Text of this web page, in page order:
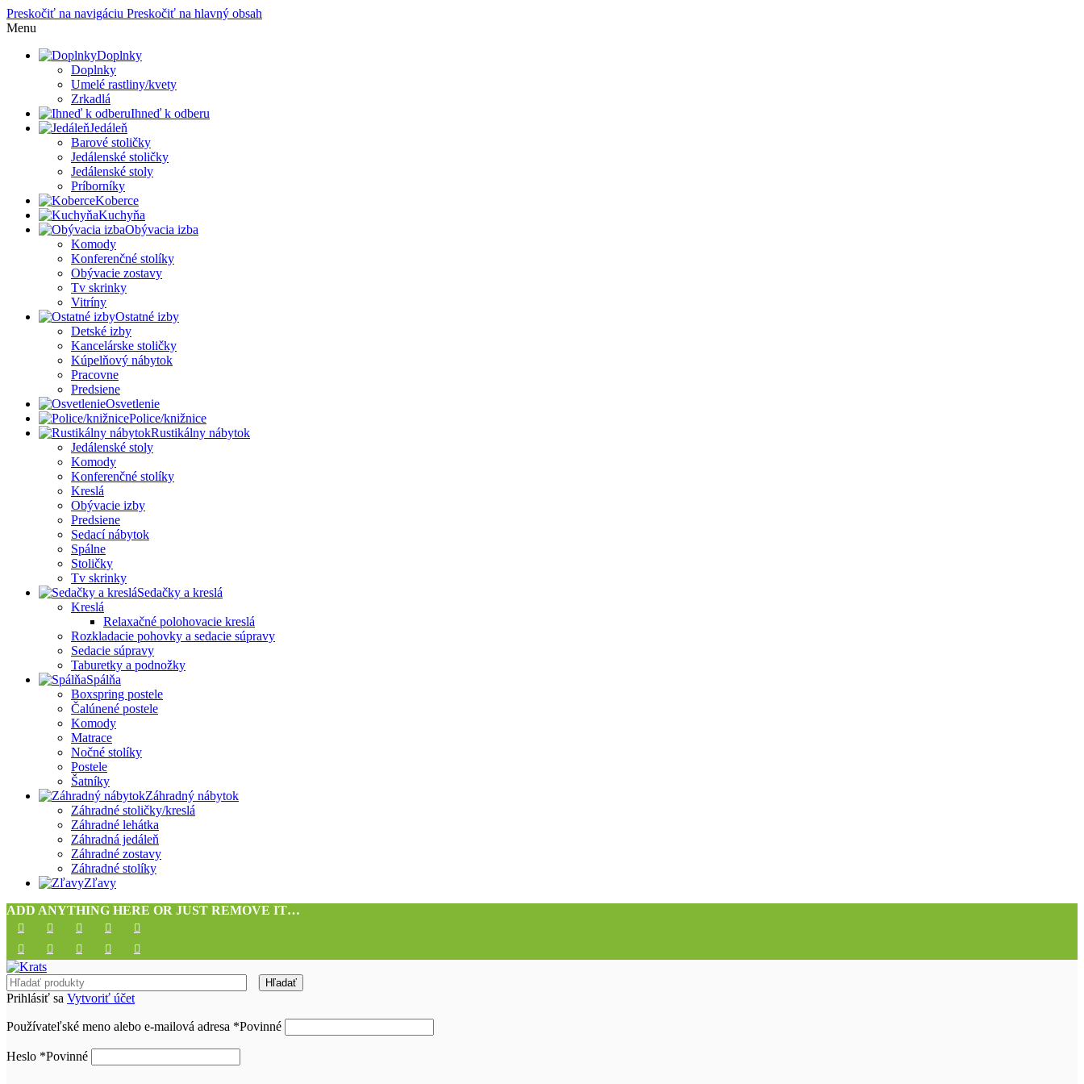
Preskočiť na navigáciu Preskočiť na hlavný obsah
Menu
Doplnky
Doplnky
Umelé rastliny/kvety
Zrkadlá
Ihneď k odberu
Jedáleň
Barové stoličky
Jedálenské stoličky
Jedálenské stoly
Príborníky
Koberce
Kuchyňa
Obývacia izba
Komody
Konferenčné stolíky
Obývacie zostavy
Tv skrinky
Vitríny
Ostatné izby
Detské izby
Kancelárske stoličky
Kúpelňový nábytok
Pracovne
Predsiene
Osvetlenie
Police/knižnice
Rustikálny nábytok
Jedálenské stoly
Komody
Konferenčné stolíky
Kreslá
Obývacie izby
Predsiene
Sedací nábytok
Spálne
Stoličky
Tv skrinky
Sedačky a kreslá
Kreslá
Relaxačné polohovacie kreslá
Rozkladacie pohovky a sedacie súpravy
Sedacie súpravy
Taburetky a podnožky
Spálňa
Boxspring postele
Čalúnené postele
Komody
Matrace
Nočné stolíky
Postele
Šatníky
Záhradný nábytok
Záhradné stoličky/kreslá
Záhradné lehátka
Záhradná jedáleň
Záhradné zostavy
Záhradné stolíky
Zľavy
ADD ANYTHING HERE OR JUST REMOVE IT…
Hľadať
Prihlásiť sa Vytvoriť účet
Používateľské meno alebo e-mailová adresa *Povinné
Heslo *Povinné